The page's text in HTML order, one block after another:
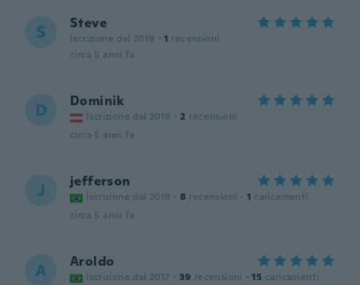
S Steve
Iscrizione dal 2019 · 1 recensioni
circa 5 anni fa
D Dominik
Iscrizione dal 2019 · 2 recensioni
circa 5 anni fa
J jefferson
Iscrizione dal 2019 · 8 recensioni · 1 caricamenti
circa 5 anni fa
A Aroldo
Iscrizione dal 2017 · 39 recensioni · 15 caricamenti